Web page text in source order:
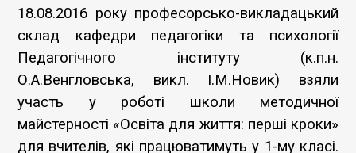
18.08.2016 року професорсько-викладацький
склад кафедри педагогіки та психології
Педагогічного інституту (к.п.н.
О.А.Венгловська, викл. І.М.Новик) взяли
участь у роботі школи методичної
майстерності «Освіта для життя: перші кроки»
для вчителів, які працюватимуть у 1-му класі.